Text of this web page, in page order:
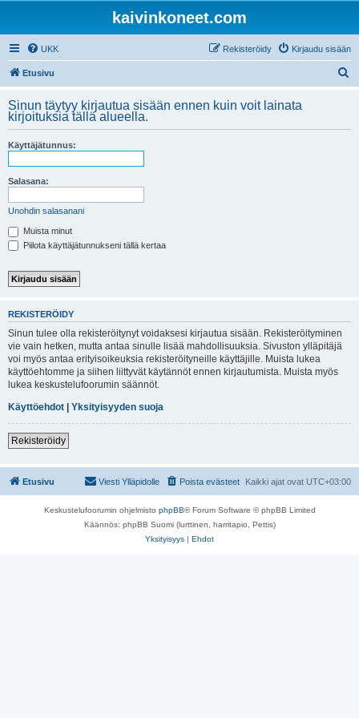
kaivinkoneet.com
UKK Kirjaudu sisään
Rekisteröidy
Etusivu
i
Sinun täytyy kirjautua sisään ennen kuin voit lainata
kirjoituksia tällä alueella.
Käyttäjätunnus:
Salasana:
Unohdin salasanani
Muista minut
Piilota käyttäjätunnukseni tällä kertaa
REKISTERÖIDY
Sinun tulee olla rekisteröitynyt voidaksesi kirjautua sisään. Rekisteröityminen
vie vain hetken, mutta antaa sinulle lisää mahdollisuuksia. Sivuston ylläpitäjä
voi myös antaa erityisoikeuksia rekisteröityneille käyttäjille. Muista lukea
käyttöehtomme ja siihen liittyvät käytännöt ennen kirjautumista. Muista myös
lukea keskustelufoorumin säännöt.
Käyttöehdot | Yksityisyyden suoja
Rekisteröidy
Etusivu Kaikki ajat ovat UTC+03:00
Poista evästeet
Viesti Ylläpidolle
Keskustelufoorumin ohjelmisto phpBB® Forum Software © phpBB Limited
Käännös: phpBB Suomi (lurttinen, harritapio, Pettis)
Yksityisyys | Ehdot